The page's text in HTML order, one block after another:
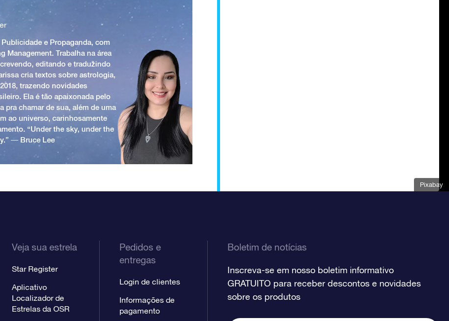
Pixabay
e Propaganda, com
Management. Trabalha na área
editando e traduzindo
cria textos sobre astrologia,
trazendo novidades
Ela é tão apaixonada pelo
pra chamar de sua, além de uma
ao universo, carinhosamente
“Under the sky, under the
― Bruce Lee
Veja sua estrela
Star Register
Aplicativo
Localizador de
Estrelas da OSR
Pedidos e
entregas
Login de clientes
Informações de
pagamento
Boletim de notícias
Inscreva-se em nosso boletim informativo
GRATUITO para receber descontos e novidades
sobre os produtos